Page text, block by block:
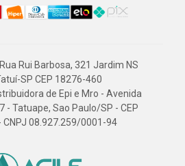
Rui Barbosa, 321 Jardim NS
SP CEP 18276-460
de Epi e Mro - Avenida
- Tatuape, Sao Paulo/SP - CEP
CNPJ 08.927.259/0001-94